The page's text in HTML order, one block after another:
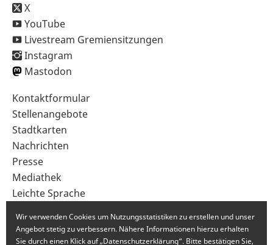
X
YouTube
Livestream Gremiensitzungen
Instagram
Mastodon
Sekundärnavigation
im
Fußbereich
Kontaktformular
Stellenangebote
Stadtkarten
Nachrichten
Presse
Mediathek
Leichte Sprache
Wir verwenden Cookies um Nutzungsstatistiken zu erstellen und unser
Angebot stetig zu verbessern. Nähere Informationen hierzu erhalten
Sie durch einen Klick auf „Datenschutzerklärung“. Bitte bestätigen Sie,